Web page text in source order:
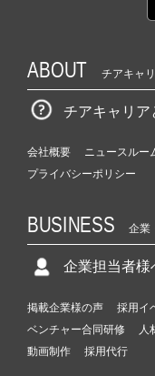
ABOUT チアキャ
チアキャリア
会社概要 ニュースルー
プライバシーポリシー
BUSINESS 企業
企業担当者様
掲載企業様の声 採用イ
ベンチャー合同研修
人
動画制作
採用代行